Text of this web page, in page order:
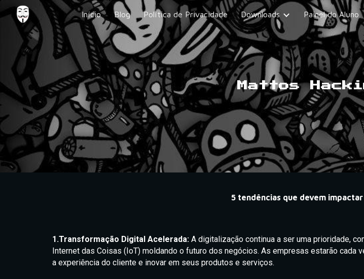
Skip to main content
Início Blog Política de Privacidade Downloads Painel do Aluno
Mattos
5 tendências que devem
1.Transformação Digital Acelerada:A digitalização continua a ser uma prioridade,
Internet das Coisas (IoT) moldando o futuro dos negócios. As empresas estarão
a experiência do cliente e inovar em seus produtos e serviços.